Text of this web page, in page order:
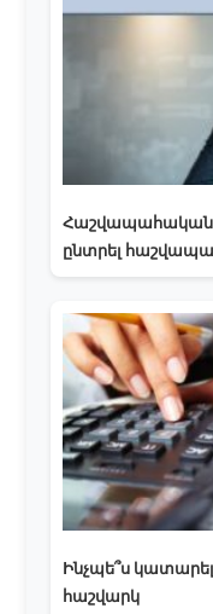
Հաշվապահական
ընտրել
Ինչպե՞ս
հաշվարկ